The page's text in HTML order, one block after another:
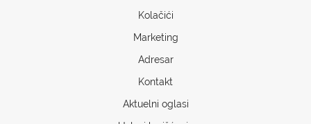
Kolačići
Marketing
Adresar
Kontakt
Aktuelni oglasi